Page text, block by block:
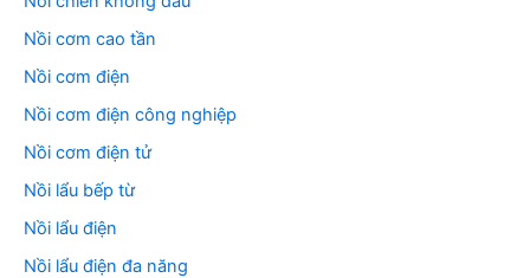
Nồi cơm cao tần
Nồi cơm điện
Nồi cơm điện công nghiệp
Nồi cơm điện tử
Nồi lẩu bếp từ
Nồi lẩu điện
Nồi lẩu điện đa năng